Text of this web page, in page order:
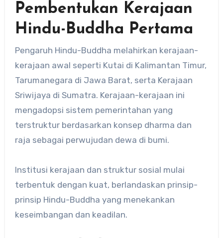
Pembentukan Kerajaan
Hindu-Buddha Pertama
Pengaruh Hindu-Buddha melahirkan kerajaan-
kerajaan awal seperti Kutai di Kalimantan Timur,
Tarumanegara di Jawa Barat, serta Kerajaan
Sriwijaya di Sumatra. Kerajaan-kerajaan ini
mengadopsi sistem pemerintahan yang
terstruktur berdasarkan konsep dharma dan
raja sebagai perwujudan dewa di bumi.
Institusi kerajaan dan struktur sosial mulai
terbentuk dengan kuat, berlandaskan prinsip-
prinsip Hindu-Buddha yang menekankan
keseimbangan dan keadilan.